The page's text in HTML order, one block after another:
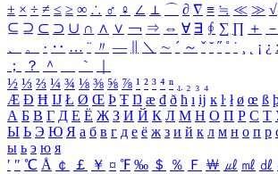
± × ÷ ≠ ≤ ≥ ∞ ∴ ♂ ♀ ∠ ⊥ ⌒ ∂ ∇ ≡ ≒ ≪ ≫ √
⊆ ⊇ ⊂ ⊃ ∪ ∩ ∧ ∨ ￢ ⇒ ⇔ ∀ ∃ ∮ ∑ ∏ ＋ －
、
。 · ‥ … ¨ 〃 ― ＼ ∼ ´ ～ ˇ ˘ ˝ ˚ ˙ ¸ ¡ ¿ ː
；
？ ＾ ｀
½ ⅓ ⅔ ¼ ¾ ⅛ ⅜ ⅝ ⅞ ¹ ² ³ ⁴ ⁿ ₁ ₂ ₃ ₄
Æ Ð Ħ Ĳ Ł Ø Œ Þ Ŧ Ŋ æ đ ð ħ ı ĳ ĸ ŀ ł ø œ ß
А Б В Г Д Е Ё Ж З И Й К Л М Н О П Р С Т
Ы Ь Э Ю Я а б в г д е ё ж з и й к л м н о п р
ы ь э ю я
′ ″ ℃ Å ￠ ￡ ￥ ¤ ℉ ‰ ＄ ％ Ｆ ￦ ㎕ ㎖ ㎗